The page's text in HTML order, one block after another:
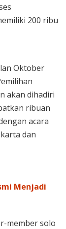
200 ribu
Oktober
akan dihadiri
ribuan
acara
dan
Menjadi
member solo